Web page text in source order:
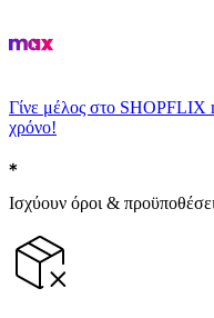
Γίνε μέλος στο SHOPFLIX
χρόνο!
Ισχύουν όροι &